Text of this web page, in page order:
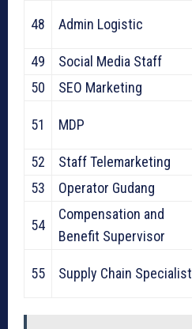
48 Admin Logistic
49
Social Media Staff
50
SEO Marketing
51 MDP
52
Staff Telemarketing
53
Operator Gudang
54
Compensation and
Benefit Supervisor
55 Supply Chain Specialist